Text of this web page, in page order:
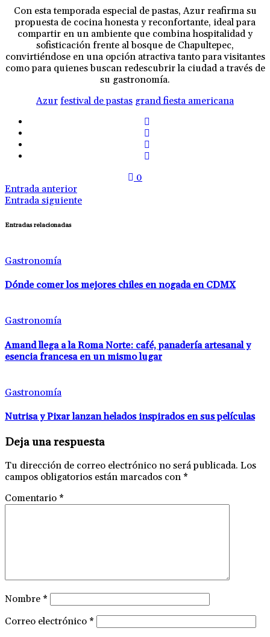
Con esta temporada especial de pastas, Azur reafirma su
propuesta de cocina honesta y reconfortante, ideal para
compartir en un ambiente que combina hospitalidad y
sofisticación frente al bosque de Chapultepec,
convirtiéndose en una opción atractiva tanto para visitantes
como para quienes buscan redescubrir la ciudad a través de
su gastronomía.
Azur festival de pastas grand fiesta americana
0
Entrada anterior
Entrada siguiente
Entradas relacionadas
Gastronomía
Dónde comer los mejores chiles en nogada en CDMX
Gastronomía
Amand llega a la Roma Norte: café, panadería artesanal y
esencia francesa en un mismo lugar
Gastronomía
Nutrisa y Pixar lanzan helados inspirados en sus películas
Deja una respuesta
Tu dirección de correo electrónico no será publicada. Los
campos obligatorios están marcados con *
Comentario *
Nombre *
Correo electrónico *